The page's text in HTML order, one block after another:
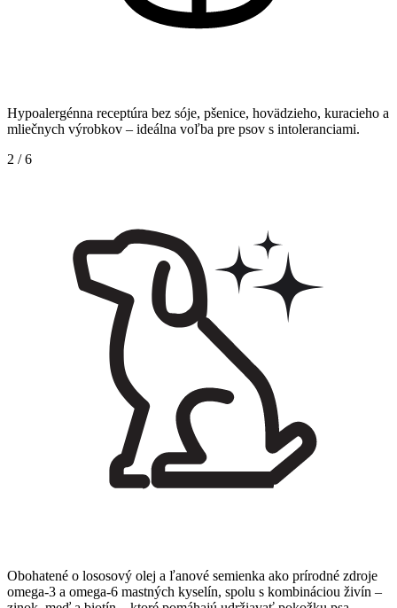
Hypoalergénna receptúra bez sóje, pšenice, hovädzieho, kuracieho a
mliečnych výrobkov – ideálna voľba pre psov s intoleranciami.
2 /6
Obohatené o lososový olej a ľanové semienka ako prírodné zdroje
omega-3 a omega-6 mastných kyselín, spolu s kombináciou živín –